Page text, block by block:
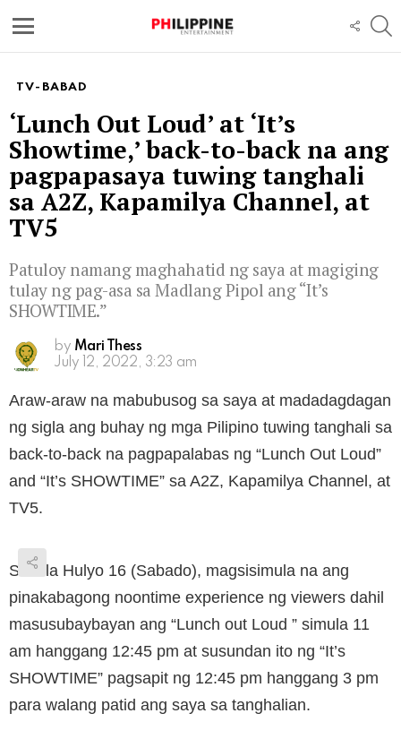
TV-BABAD
‘Lunch Out Loud’ at ‘It’s
Showtime,’ back-to-back na ang
pagpapasaya tuwing tanghali
sa A2Z, Kapamilya Channel, at
TV5
Patuloy namang maghahatid ng saya at magiging
tulay ng pag-asa sa Madlang Pipol ang “It’s
SHOWTIME.”
by Mari Thess
July 12, 2022, 3:23 am
Araw-araw na mabubusog sa saya at madadagdagan
ng sigla ang buhay ng mga Pilipino tuwing tanghali sa
back-to-back na pagpapalabas ng “Lunch Out Loud”
and “It’s SHOWTIME” sa A2Z, Kapamilya Channel, at
TV5.
Simula Hulyo 16 (Sabado), magsisimula na ang
pinakabagong noontime experience ng viewers dahil
masusubaybayan ang “Lunch out Loud ” simula 11
am hanggang 12:45 pm at susundan ito ng “It’s
SHOWTIME” pagsapit ng 12:45 pm hanggang 3 pm
para walang patid ang saya sa tanghalian.